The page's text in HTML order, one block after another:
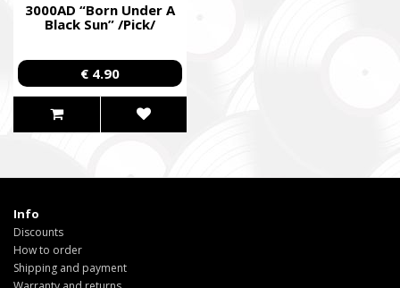
3000AD “Born Under A
Black Sun” /Pick/
€ 4.90
Info
Discounts
How to order
Shipping and payment